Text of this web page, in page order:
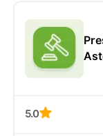
5.0